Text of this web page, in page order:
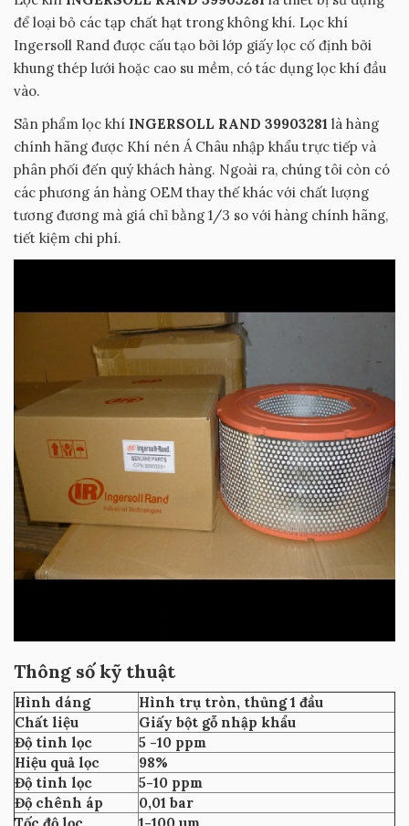
để loại bỏ các tạp chất hạt trong không khí. Lọc khí
Ingersoll Rand được cấu tạo bởi lớp giấy lọc cố định bởi
khung thép lưới hoặc cao su mềm, có tác dụng lọc khí đầu
vào.
Sản phẩm lọc khí INGERSOLL RAND 39903281 là hàng
chính hãng được Khí nén Á Châu nhập khẩu trực tiếp và
phân phối đến quý khách hàng. Ngoài ra, chúng tôi còn có
các phương án hàng OEM thay thế khác với chất lượng
tương đương mà giá chỉ bằng 1/3 so với hàng chính hãng,
tiết kiệm chi phí.
Thông số kỹ thuật
Hình dáng
Hình trụ tròn, thủng 1 đầu
Chất liệu
Giấy bột gỗ nhập khẩu
Độ tinh lọc
5 -10 ppm
Hiệu quả lọc
98%
Độ tinh lọc
5-10 ppm
Độ chênh áp
0,01 bar